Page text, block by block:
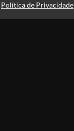
Política de Privacidade